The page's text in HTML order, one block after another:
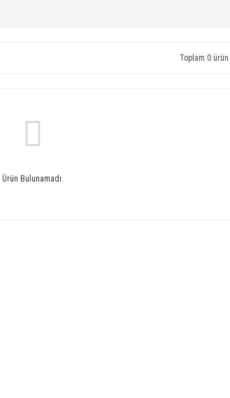
Toplam 0 ürün
Ürün Bulunamadı.